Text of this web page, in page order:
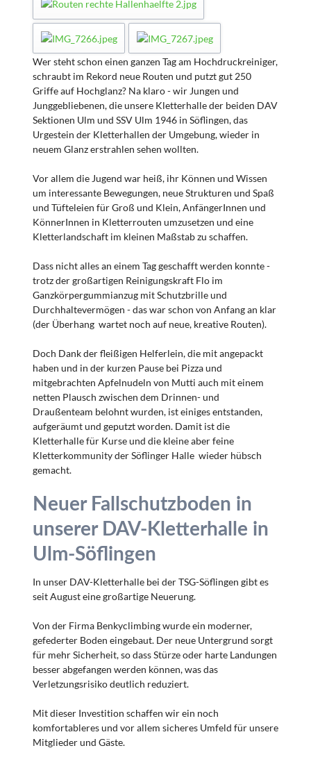
Wer steht schon einen ganzen Tag am Hochdruckreiniger,
schraubt im Rekord neue Routen und putzt gut 250
Griffe auf Hochglanz? Na klaro - wir Jungen und
Junggebliebenen, die unsere Kletterhalle der beiden DAV
Sektionen Ulm und SSV Ulm 1946 in Söflingen, das
Urgestein der Kletterhallen der Umgebung, wieder in
neuem Glanz erstrahlen sehen wollten.
Vor allem die Jugend war heiß, ihr Können und Wissen
um interessante Bewegungen, neue Strukturen und Spaß
und Tüfteleien für Groß und Klein, AnfängerInnen und
KönnerInnen in Kletterrouten umzusetzen und eine
Kletterlandschaft im kleinen Maßstab zu schaffen.
Dass nicht alles an einem Tag geschafft werden konnte -
trotz der großartigen Reinigungskraft Flo im
Ganzkörpergummianzug mit Schutzbrille und
Durchhaltevermögen - das war schon von Anfang an klar
(der Überhang wartet noch auf neue, kreative Routen).
Doch Dank der fleißigen Helferlein, die mit angepackt
haben und in der kurzen Pause bei Pizza und
mitgebrachten Apfelnudeln von Mutti auch mit einem
netten Plausch zwischen dem Drinnen- und
Draußenteam belohnt wurden, ist einiges entstanden,
aufgeräumt und geputzt worden. Damit ist die
Kletterhalle für Kurse und die kleine aber feine
Kletterkommunity der Söflinger Halle wieder hübsch
gemacht.
Neuer Fallschutzboden in
unserer DAV-Kletterhalle in
Ulm-Söflingen
In unser DAV-Kletterhalle bei der TSG-Söflingen gibt es
seit August eine großartige Neuerung.
Von der Firma Benkyclimbing wurde ein moderner,
gefederter Boden eingebaut. Der neue Untergrund sorgt
für mehr Sicherheit, so dass Stürze oder harte Landungen
besser abgefangen werden können, was das
Verletzungsrisiko deutlich reduziert.
Mit dieser Investition schaffen wir ein noch
komfortableres und vor allem sicheres Umfeld für unsere
Mitglieder und Gäste.